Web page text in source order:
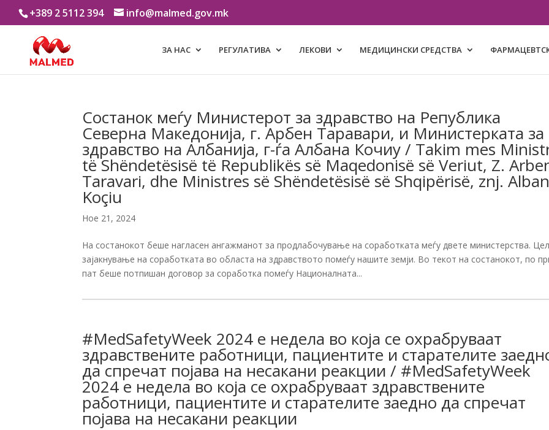
+389 2 5112 394 info@malmed.gov.mk
ЗА НАС РЕГУЛАТИВА ЛЕКОВИ МЕДИЦИНСКИ СРЕДСТВА
Состанок меѓу Министерот за здравство на Република
Северна Македонија, г. Арбен Таравари, и Министерката за
здравство на Албанија, г-ѓа Албана Кочиу / Takim mes
të Shëndetësisë të Republikës së Maqedonisë së Veriut, Z.
Taravari, dhe Ministres së Shëndetësisë së Shqipërisë, znj.
Koçiu
Ное 21, 2024
На состанокот беше нагласен ангажманот за продлабочување на соработката меѓу двете министерства.
зајакнување на соработката во областа на здравството помеѓу нашите земји. Во текот на состанокот, по
пат беше потпишан договор за соработка помеѓу Националната...
#MedSafetyWeek 2024 е недела во која се охрабруваат
здравствените работници, пациентите и старателите
да спречат појава на несакани реакции / #MedSafetyWeek
2024 е недела во која се охрабруваат здравствените
работници, пациентите и старателите заедно да спречат
појава на несакани реакции